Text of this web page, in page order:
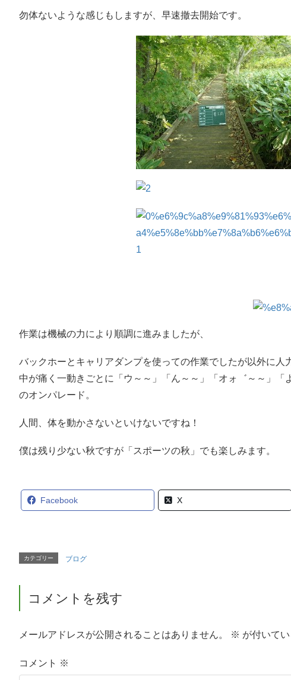
勿体ないような感じもしますが、早速撤去開始です。
作業は機械の力により順調に進みましたが、
バックホーとキャリアダンプを使っての作業でしたが以外に人
中が痛く一動きごとに「ウ～～」「ん～～」「オォ゛～～」「
のオンパレード。
人間、体を動かさないといけないですね！
僕は残り少ない秋ですが「スポーツの秋」でも楽しみます。
Facebook X
カテゴリー ブログ
コメントを残す
メールアドレスが公開されることはありません。 ※ が付いて
コメント ※